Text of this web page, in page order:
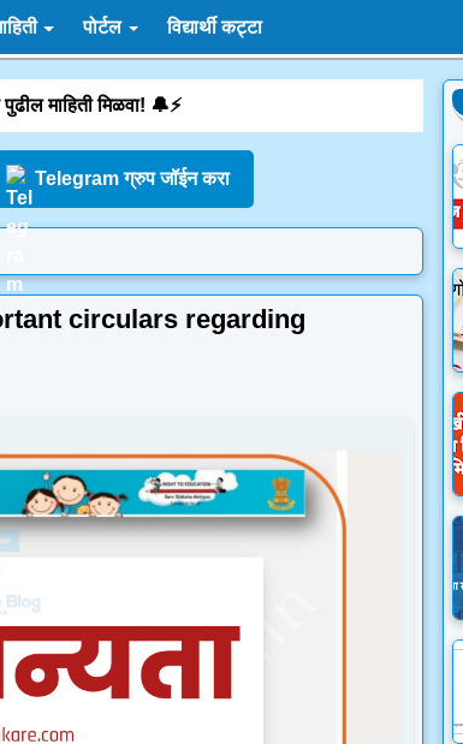
पोर्टल विद्यार्थी कट्टा
माहिती मिळवा! 🔔⚡
Telegram ग्रुप जॉईन करा
circulars regarding